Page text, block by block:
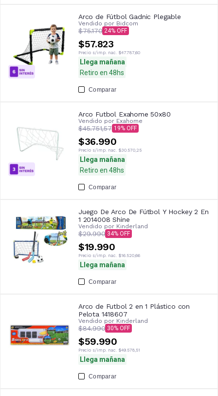
Arco de Fútbol Gadnic Plegable
Vendido por Bidcom
$75.170 24
$57.823
Precio s/imp. nac. $47.787,60
Llega mañana
Retiro en 48hs
Comparar
Arco Futbol Exahome 50x80
Vendido por Exahome
$45.751,57 19
$36.990
Precio s/imp. nac. $30.570,25
Llega mañana
Retiro en 48hs
Comparar
Juego De Arco De Fútbol Y Hockey 2 En
1 2014008 Shine
Vendido por Kinderland
$29.990 34
$19.990
Precio s/imp. nac. $16.520,66
Llega mañana
Comparar
Arco de Futbol 2 en 1 Plástico con
Pelota 1418607
Vendido por Kinderland
$84.990 30
$59.990
Precio s/imp. nac. $49.578,51
Llega mañana
Comparar